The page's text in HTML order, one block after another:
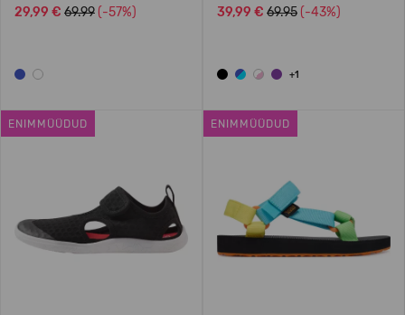
29,99 € 69.99 (-57%)
39,99 € 69.95 (-43%)
+1
ENIMMÜÜDUD ENIMMÜÜDUD